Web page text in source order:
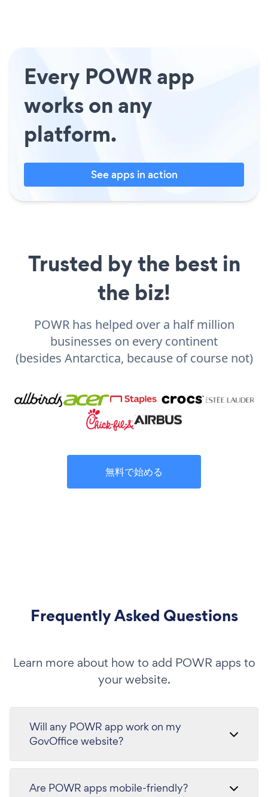
Every POWR app
works on any
platform.
See apps in action
Trusted by the best in
the biz!
POWR has helped over a half million
businesses on every continent
(besides Antarctica, because of course not)
無料で始める
Frequently Asked Questions
Learn more about how to add POWR apps to
your website.
Will any POWR app work on my
GovOffice website?
Are POWR apps mobile-friendly?